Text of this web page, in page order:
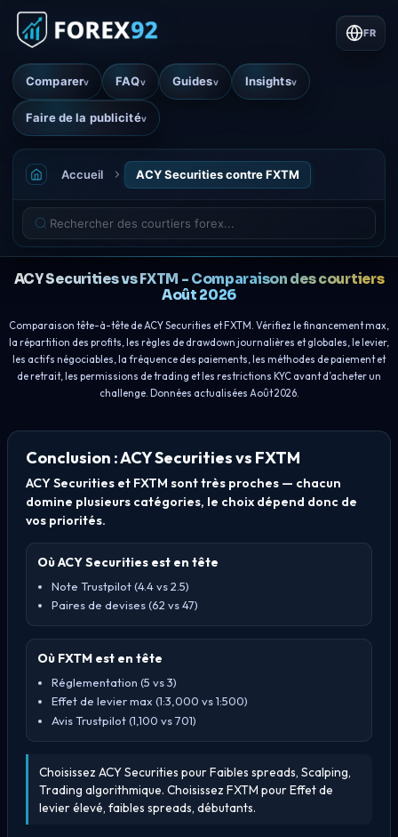
Comparerv FAQv Guidesv Insightsv
Faire de la publicitév
FR
Accueil ACY Securities contre FXTM
ACY Securities vs FXTM - Comparaison des courtiers
Août 2026
Comparaison tête-à-tête de ACY Securities et FXTM. Vérifiez le financement max,
la répartition des profits, les règles de drawdown journalières et globales, le levier,
les actifs négociables, la fréquence des paiements, les méthodes de paiement et
de retrait, les permissions de trading et les restrictions KYC avant d’acheter un
challenge. Données actualisées Août 2026.
Conclusion : ACY Securities vs FXTM
ACY Securities et FXTM sont très proches — chacun
domine plusieurs catégories, le choix dépend donc de
vos priorités.
Où ACY Securities est en tête
Note Trustpilot (4.4 vs 2.5)
Paires de devises (62 vs 47)
Où FXTM est en tête
Réglementation (5 vs 3)
Effet de levier max (1:3,000 vs 1:500)
Avis Trustpilot (1,100 vs 701)
Choisissez ACY Securities pour Faibles spreads, Scalping,
Trading algorithmique. Choisissez FXTM pour Effet de
levier élevé, faibles spreads, débutants.